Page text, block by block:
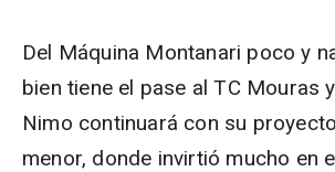
Del Máquina Montanari poco y
bien tiene el pase al TC Mouras
Nimo continuará con su
menor, donde invirtió mucho en